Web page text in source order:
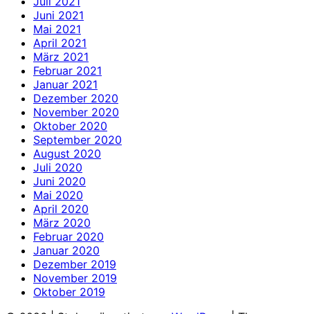
Juni 2021
Mai 2021
April 2021
März 2021
Februar 2021
Januar 2021
Dezember 2020
November 2020
Oktober 2020
September 2020
August 2020
Juli 2020
Juni 2020
Mai 2020
April 2020
März 2020
Februar 2020
Januar 2020
Dezember 2019
November 2019
Oktober 2019